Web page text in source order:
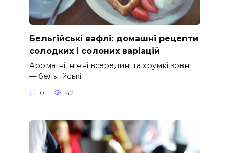
Бельгійські вафлі: домашні рецепти
солодких і солоних варіацій
Ароматні, ніжні всередині та хрумкі зовні
— бельгійські
0 42